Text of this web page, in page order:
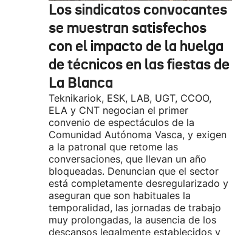
Los sindicatos convocantes
se muestran satisfechos
con el impacto de la huelga
de técnicos en las fiestas de
La Blanca
Teknikariok, ESK, LAB, UGT, CCOO,
ELA y CNT negocian el primer
convenio de espectáculos de la
Comunidad Autónoma Vasca, y exigen
a la patronal que retome las
conversaciones, que llevan un año
bloqueadas. Denuncian que el sector
está completamente desregularizado y
aseguran que son habituales la
temporalidad, las jornadas de trabajo
muy prolongadas, la ausencia de los
descansos legalmente establecidos y